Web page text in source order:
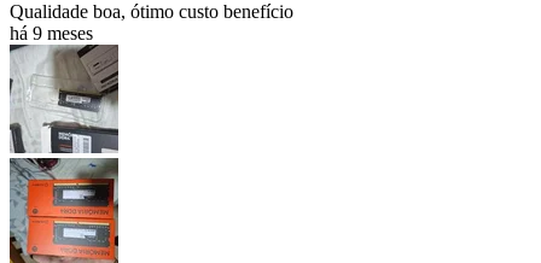
Qualidade boa, ótimo custo benefício
há 9 meses